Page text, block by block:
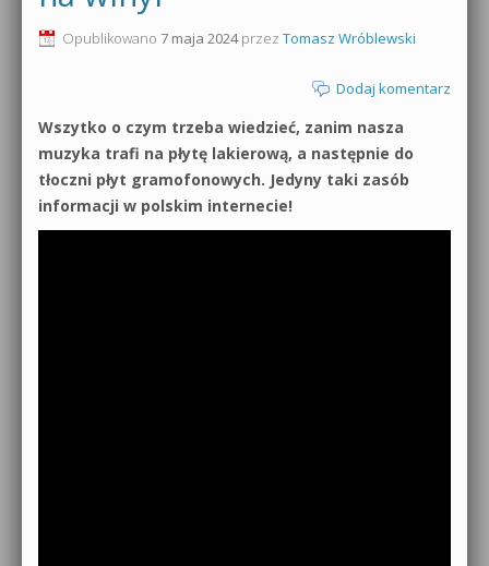
Produkcja muzyczna od podstaw
Sound Forge od podstaw
Dubstep z syntezatorem Massive
0dB.pl - informacje
Materiały dla mediów
Archiwum aktualności
Polityka prywatności
Opublikowano 7 maja 2024przez Tomasz Wróblewski
Dodaj komentarz
Wszytko o czym trzeba wiedzieć, zanim nasza
muzyka trafi na płytę lakierową, a następnie do
tłoczni płyt gramofonowych. Jedyny taki zasób
informacji w polskim internecie!